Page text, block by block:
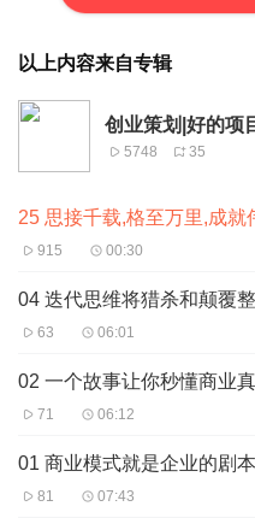
以上内容来自专辑
创业策划|好的项
5748 35
25 思接千载,格至万里,成就
915 00:30
04 迭代思维将猎杀和颠覆
63 06:01
02 一个故事让你秒懂商业
71 06:12
01 商业模式就是企业的剧本
81 07:43